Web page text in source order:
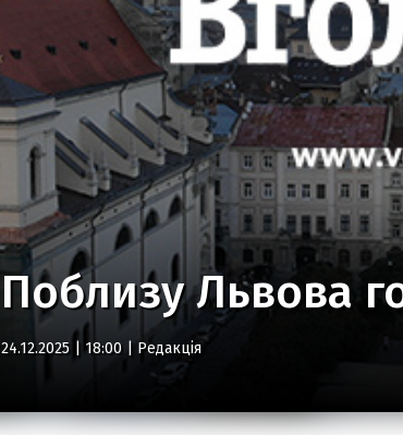
Поблизу Львова
24.12.2025 | 18:00 | Редакція